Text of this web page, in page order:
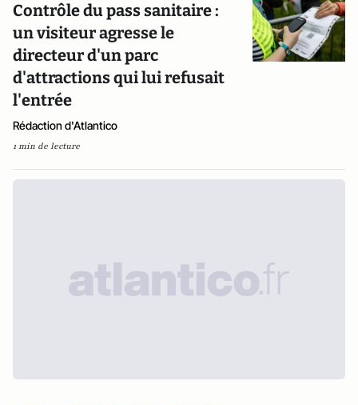
Contrôle du pass sanitaire :
un visiteur agresse le
directeur d'un parc
d'attractions qui lui refusait
l'entrée
Rédaction d'Atlantico
1 min de lecture